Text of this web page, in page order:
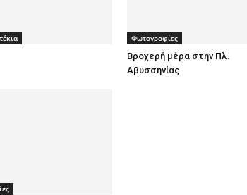
Φωτογραφίες
Βροχερή μέρα στην Πλ.
Αβυσσηνίας